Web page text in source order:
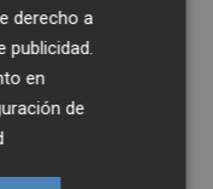
derecho a
publicidad
en
de